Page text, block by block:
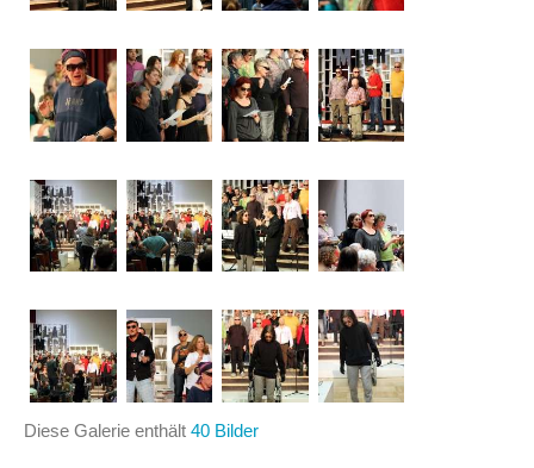
Diese Galerie enthält 40 Bilder